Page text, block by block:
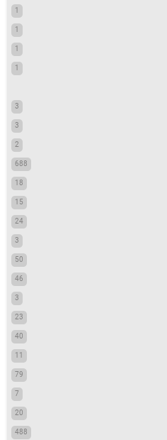
1
1
1
1
3
3
2
688
18
15
24
3
50
46
3
23
40
11
79
7
20
488